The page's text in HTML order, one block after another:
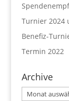
Turnier 2024
Benefiz-
Termin 2022
Archive
Archive